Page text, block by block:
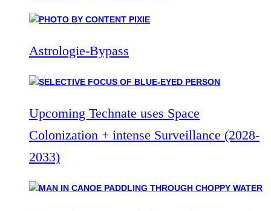
Astrologie-Bypass
Upcoming Technate uses Space
Colonization + intense Surveillance (2028-
2033)